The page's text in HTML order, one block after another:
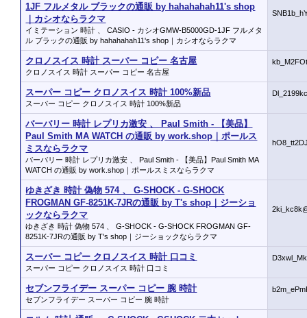
1JF フルメタル ブラックの通販 by hahahahah11's shop
｜カシオならラクマ
イミテーション 時計 、 CASIO - カシオGMW-B5000GD-1JF フルメタ
ル ブラックの通販 by hahahahah11's shop｜カシオならラクマ
クロノスイス 時計 スーパー コピー 名古屋
クロノスイス 時計 スーパー コピー 名古屋
スーパー コピー クロノスイス 時計 100%新品
スーパー コピー クロノスイス 時計 100%新品
バーバリー 時計 レプリカ激安 、 Paul Smith - 【美品】
Paul Smith MA WATCH の通販 by work.shop｜ポールス
ミスならラクマ
バーバリー 時計 レプリカ激安 、 Paul Smith - 【美品】Paul Smith MA
WATCH の通販 by work.shop｜ポールスミスならラクマ
ゆきざき 時計 偽物 574 、 G-SHOCK - G-SHOCK
FROGMAN GF-8251K-7JRの通販 by T's shop｜ジーショ
ックならラクマ
ゆきざき 時計 偽物 574 、 G-SHOCK - G-SHOCK FROGMAN GF-
8251K-7JRの通販 by T's shop｜ジーショックならラクマ
スーパー コピー クロノスイス 時計 口コミ
スーパー コピー クロノスイス 時計 口コミ
セブンフライデー スーパー コピー 腕 時計
セブンフライデー スーパー コピー 腕 時計